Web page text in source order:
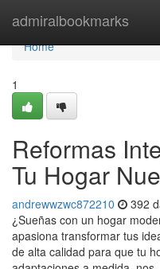
admiralbookmarks
Home
Home
1
Reformas
Tu Hogar
andrewwzwc872210 392
¿Sueñas con un hogar
apasiona transformar tus
de alta calidad para que tu